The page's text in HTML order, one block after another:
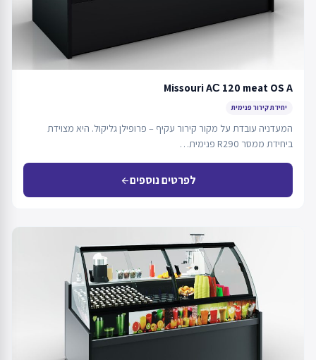
Missouri AС 120 meat OS A
יחידת קירור פנימית
המעדניה עובדת על מקור קירור עקיף – פרופילן גליקול. היא מצוידת
ביחידת ממסר R290 פנימית…
לפרטים נוספיםarrow_back